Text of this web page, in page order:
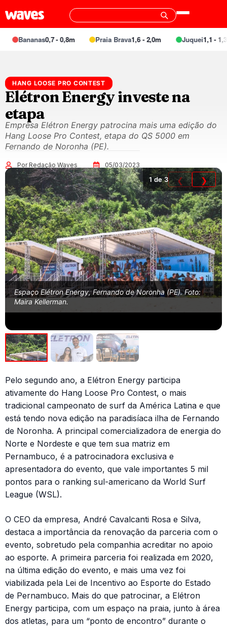
Bananas0,7 - 0,8m Praia Brava1,6 - 2,0m Juquei1,1 - 1,3m
HANG LOOSE PRO CONTEST
Elétron Energy investe na
etapa
Empresa Elétron Energy patrocina mais uma edição do
Hang Loose Pro Contest, etapa do QS 5000 em
Fernando de Noronha (PE).
Por Redação Waves 05/03/2023
Espaço Elétron Energy, Fernando de Noronha (PE). Foto:
Maira Kellerman.
1de 3 ❮ ❯
Pelo segundo ano, a Elétron Energy participa
ativamente do Hang Loose Pro Contest, o mais
tradicional campeonato de surf da América Latina e que
está tendo nova edição na paradisíaca ilha de Fernando
de Noronha. A principal comercializadora de energia do
Norte e Nordeste e que tem sua matriz em
Pernambuco, é a patrocinadora exclusiva e
apresentadora do evento, que vale importantes 5 mil
pontos para o ranking sul-americano da World Surf
League (WSL).
O CEO da empresa, André Cavalcanti Rosa e Silva,
destaca a importância da renovação da parceria com o
evento, sobretudo pela companhia acreditar no apoio
ao esporte. A primeira parceria foi realizada em 2020,
na última edição do evento, e mais uma vez foi
viabilizada pela Lei de Incentivo ao Esporte do Estado
de Pernambuco. Mais do que patrocinar, a Elétron
Energy participa, com um espaço na praia, junto à área
dos atletas, para um “ponto de encontro” durante o